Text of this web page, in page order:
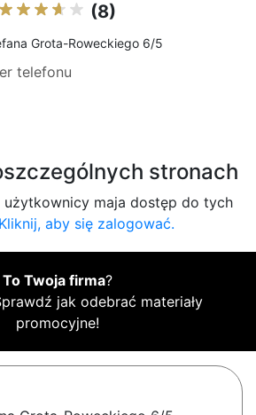
(8)
Grota-Roweckiego 6/5
telefonu
stronach
maja dostęp do tych
Kliknij, aby się zalogować.
To Twoja firma?
jak odebrać materiały
promocyjne!